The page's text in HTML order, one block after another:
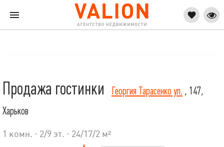
Продажа гостинки Георгия Тарасенко ул. , 147,
Харьков
1 комн. · 2/9 эт. · 24/17/2 м²